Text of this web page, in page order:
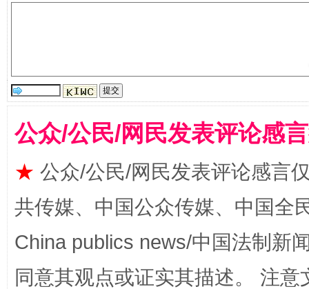
事关残疾人未来5年
公众/公民/网民发表评论感
★ 公众/公民/网民发表评论感言
共传媒、中国公众传媒、中国全
China publics news/中国法制新
同意其观点或证实其描述。 注